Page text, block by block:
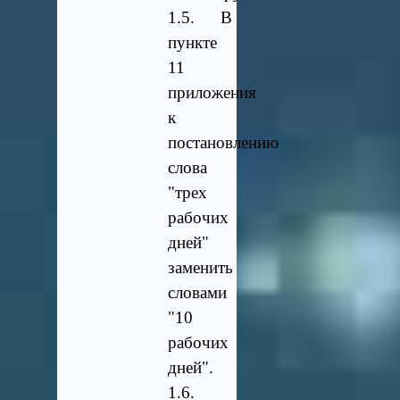
1.5. В
пункте
11
приложения
к
постановлению
слова
"трех
рабочих
дней"
заменить
словами
"10
рабочих
дней".
1.6.